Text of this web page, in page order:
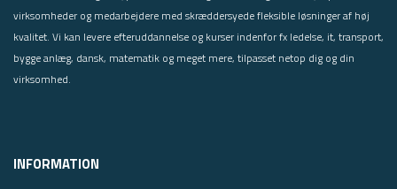
virksomheder og medarbejdere med skræddersyede fleksible løsninger af høj
kvalitet. Vi kan levere efteruddannelse og kurser indenfor fx ledelse, it, transport,
bygge anlæg, dansk, matematik og meget mere, tilpasset netop dig og din
virksomhed.
INFORMATION